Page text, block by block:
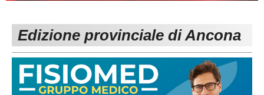
Carica la tua Rosa
1^ CATEGORIA
2^ CATEGORIA
3^ CATEGORIA
Edizione provinciale di Ancona